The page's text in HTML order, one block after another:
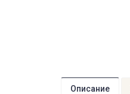
Описание